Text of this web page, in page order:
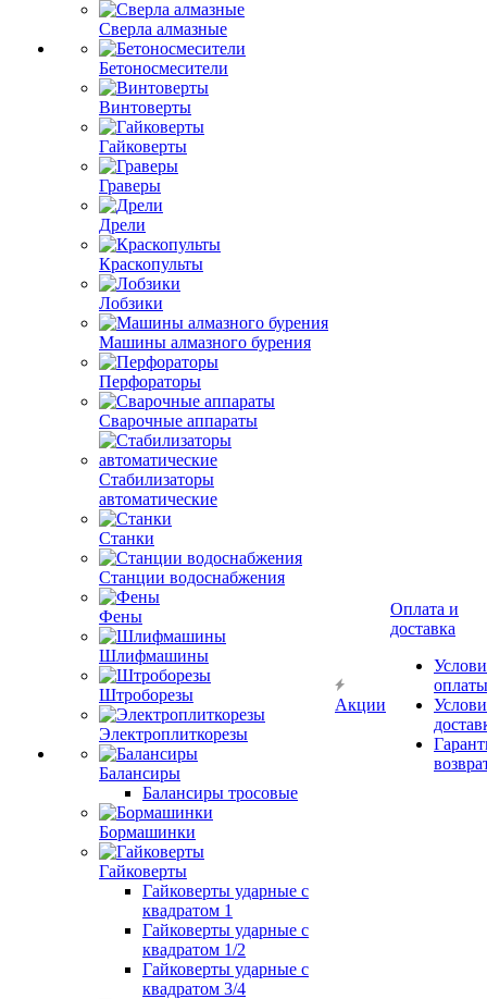
Сверла алмазные
Бетоносмесители
Винтоверты
Гайковерты
Граверы
Дрели
Краскопульты
Лобзики
Машины алмазного бурения
Перфораторы
Сварочные аппараты
Стабилизаторы
автоматические
Станки
Станции водоснабжения
Фены
Шлифмашины
Штроборезы
Электроплиткорезы
Балансиры
Балансиры тросовые
Бормашинки
Гайковерты
Гайковерты ударные с
квадратом 1
Гайковерты ударные с
квадратом 1/2
Гайковерты ударные с
квадратом 3/4
Акции
Оплата и
доставка
оплаты